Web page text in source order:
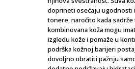
doprineti osećaju ugodnosti
tonere, naročito kada
kombinovana koža mogu
izgledu kože i pomaže u
podrška kožnoj barijeri
dovoljno obratiti pažnju